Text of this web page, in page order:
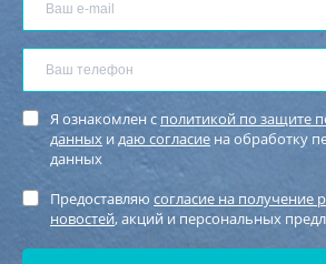
Я ознакомлен с политикой по защите
данных идаю согласие на обработку
данных
Предоставляю согласие на получение
новостей, акций и персональных